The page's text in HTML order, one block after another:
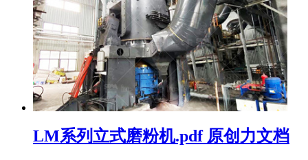
LM系列立式磨粉机.pdf 原创力文档